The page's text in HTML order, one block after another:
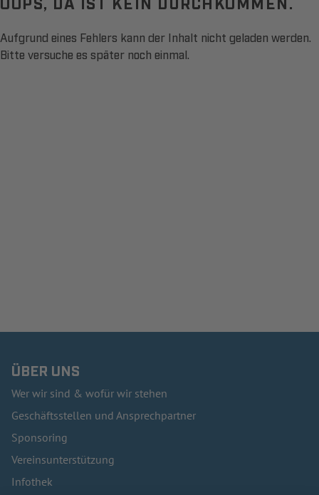
Aufgrund eines Fehlers kann der Inhalt nicht geladen werden.
Bitte versuche es später noch einmal.
ÜBER UNS
Wer wir sind & wofür wir stehen
Geschäftsstellen und Ansprechpartner
Sponsoring
Vereinsunterstützung
Infothek